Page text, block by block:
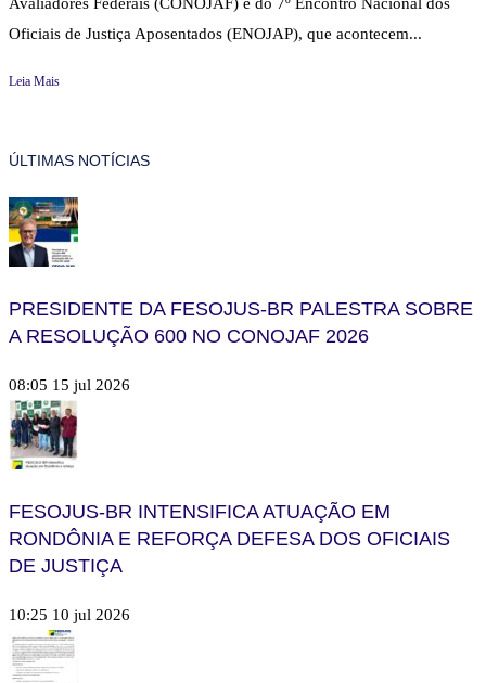
Oficiais de Justiça Aposentados (ENOJAP), que acontecem...
Leia Mais
ÚLTIMAS NOTÍCIAS
PRESIDENTE DA FESOJUS-BR PALESTRA SOBRE
A RESOLUÇÃO 600 NO CONOJAF 2026
08:05 15 jul 2026
FESOJUS-BR INTENSIFICA ATUAÇÃO EM
RONDÔNIA E REFORÇA DEFESA DOS OFICIAIS
DE JUSTIÇA
10:25 10 jul 2026